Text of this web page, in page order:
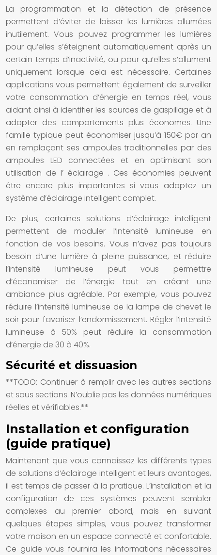
La programmation et la détection de présence
permettent d’éviter de laisser les lumières allumées
inutilement. Vous pouvez programmer les lumières
pour qu’elles s’éteignent automatiquement après un
certain temps d’inactivité, ou pour qu’elles s’allument
uniquement lorsque cela est nécessaire. Certaines
applications vous permettent également de surveiller
votre consommation d’énergie en temps réel, vous
aidant ainsi à identifier les sources de gaspillage et à
adopter des comportements plus économes. Une
famille typique peut économiser jusqu’à 150€ par an
en remplaçant ses ampoulestraditionnelles par des
ampoules LED connectées et en optimisant son
utilisation de l’ éclairage . Ces économies peuvent
être encore plus importantes si vous adoptez un
système d’éclairage intelligent complet.
De plus, certainessolutions d’éclairage intelligent
permettent de moduler l’intensité lumineuse en
fonction de vos besoins. Vous n’avez pas toujours
besoin d’une lumière à pleine puissance, et réduire
l’intensité lumineuse peut vous permettre
d’économiser de l’énergie tout en créant une
ambiance plus agréable. Par exemple, vous pouvez
réduire l’intensité lumineuse de la lampe de chevet le
soir pour favoriser l’endormissement. Régler l’intensité
lumineuse à 50% peut réduire la consommation
d’énergie de 30 à 40%.
Sécurité et dissuasion
**TODO: Continuer à remplir avec les autres sections
et sous sections. N’oublie pas les données numériques
réelles et vérifiables.**
Installation et configuration
(guide pratique)
Maintenant que vous connaissez les différents types
de solutions d’éclairage intelligent et leurs avantages,
il est temps de passer à la pratique. L’installation et la
configuration de ces systèmes peuvent sembler
complexes au premier abord, mais en suivant
quelques étapes simples, vous pouvez transformer
votre maison en un espace connecté et confortable.
Ce guide vous fournira les informations nécessaires